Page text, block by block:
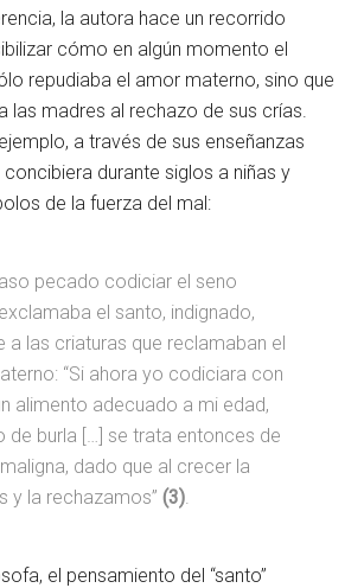
la autora hace un recorrido
cómo en algún momento el
repudiaba el amor materno, sino que
las madres al rechazo de sus crías.
a través de sus enseñanzas
durante siglos a niñas y
de la fuerza del mal:
pecado codiciar el seno
el santo, indignado,
a las criaturas que reclamaban el
“Si ahora yo codiciara con
alimento adecuado a mi edad,
de burla […] se trata entonces de
dado que al crecer la
y la rechazamos”(3).
el pensamiento del “santo”